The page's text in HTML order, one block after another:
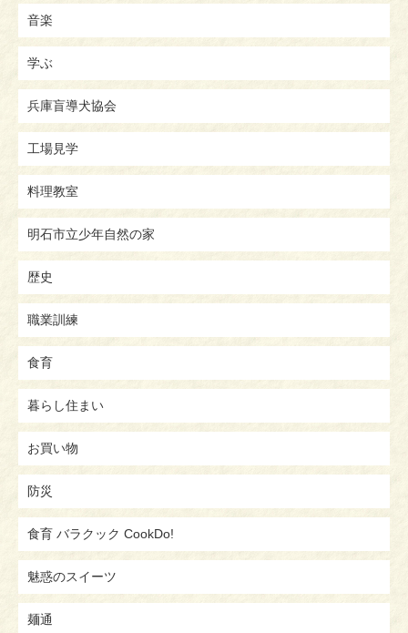
音楽
学ぶ
兵庫盲導犬協会
工場見学
料理教室
明石市立少年自然の家
歴史
職業訓練
食育
暮らし住まい
お買い物
防災
食育 バラクック CookDo!
魅惑のスイーツ
麺通